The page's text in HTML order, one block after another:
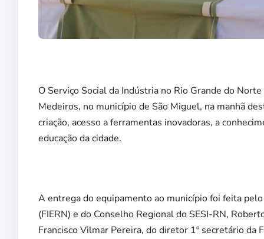
O Serviço Social da Indústria no Rio Grande do
Medeiros, no município de São Miguel, na manhã
criação, acesso a ferramentas inovadoras, a
educação da cidade.
A entrega do equipamento ao município foi feita
(FIERN) e do Conselho Regional do SESI-RN,
Francisco Vilmar Pereira, do diretor 1º secretário